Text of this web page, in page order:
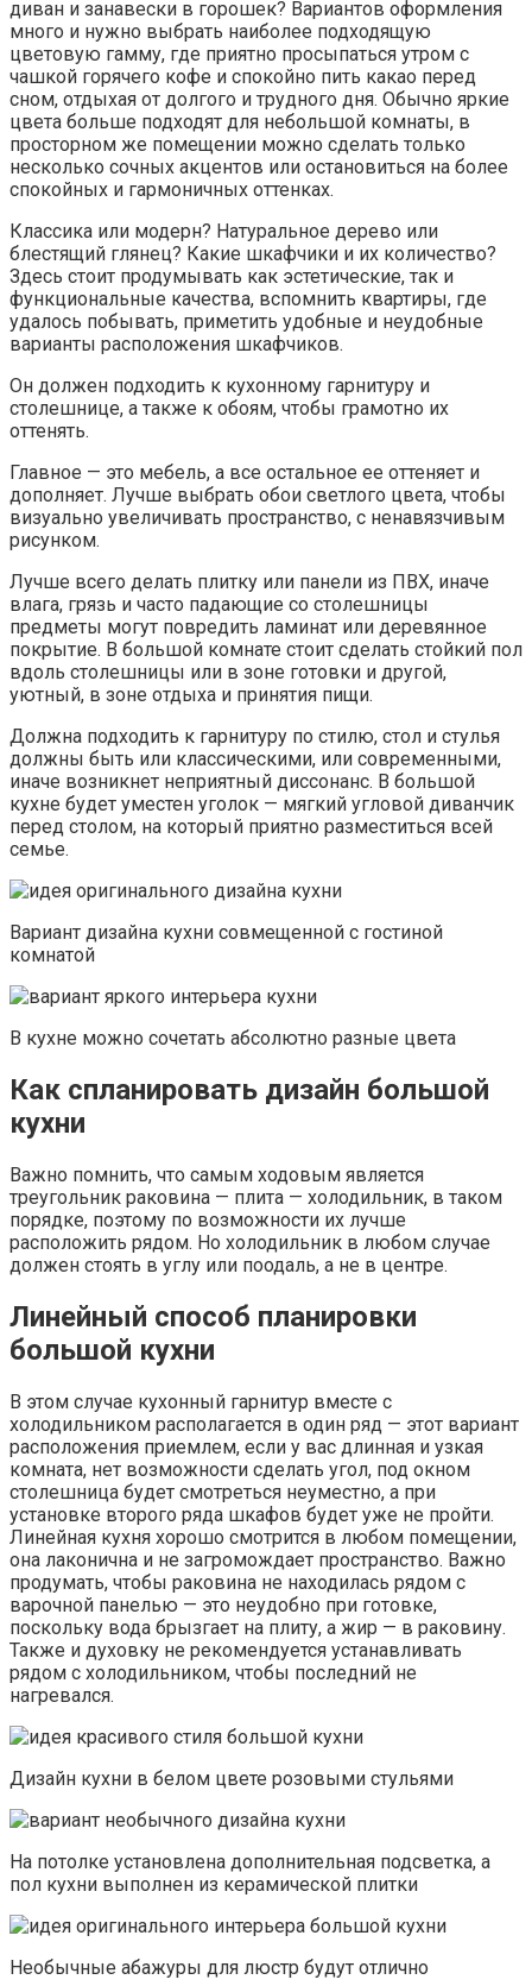
диван и занавески в горошек? Вариантов оформления
много и нужно выбрать наиболее подходящую
цветовую гамму, где приятно просыпаться утром с
чашкой горячего кофе и спокойно пить какао перед
сном, отдыхая от долгого и трудного дня. Обычно яркие
цвета больше подходят для небольшой комнаты, в
просторном же помещении можно сделать только
несколько сочных акцентов или остановиться на более
спокойных и гармоничных оттенках.
Классика или модерн? Натуральное дерево или
блестящий глянец? Какие шкафчики и их количество?
Здесь стоит продумывать как эстетические, так и
функциональные качества, вспомнить квартиры, где
удалось побывать, приметить удобные и неудобные
варианты расположения шкафчиков.
Он должен подходить к кухонному гарнитуру и
столешнице, а также к обоям, чтобы грамотно их
оттенять.
Главное — это мебель, а все остальное ее оттеняет и
дополняет. Лучше выбрать обои светлого цвета, чтобы
визуально увеличивать пространство, с ненавязчивым
рисунком.
Лучше всего делать плитку или панели из ПВХ, иначе
влага, грязь и часто падающие со столешницы
предметы могут повредить ламинат или деревянное
покрытие. В большой комнате стоит сделать стойкий пол
вдоль столешницы или в зоне готовки и другой,
уютный, в зоне отдыха и принятия пищи.
Должна подходить к гарнитуру по стилю, стол и стулья
должны быть или классическими, или современными,
иначе возникнет неприятный диссонанс. В большой
кухне будет уместен уголок — мягкий угловой диванчик
перед столом, на который приятно разместиться всей
семье.
Вариант дизайна кухни совмещенной с гостиной
комнатой
В кухне можно сочетать абсолютно разные цвета
Как спланировать дизайн большой
кухни
Важно помнить, что самым ходовым является
треугольник раковина — плита — холодильник, в таком
порядке, поэтому по возможности их лучше
расположить рядом. Но холодильник в любом случае
должен стоять в углу или поодаль, а не в центре.
Линейный способ планировки
большой кухни
В этом случае кухонный гарнитур вместе с
холодильником располагается в один ряд — этот вариант
расположения приемлем, если у вас длинная и узкая
комната, нет возможности сделать угол, под окном
столешница будет смотреться неуместно, а при
установке второго ряда шкафов будет уже не пройти.
Линейная кухня хорошо смотрится в любом помещении,
она лаконична и не загромождает пространство. Важно
продумать, чтобы раковина не находилась рядом с
варочной панелью — это неудобно при готовке,
поскольку вода брызгает на плиту, а жир — в раковину.
Также и духовку не рекомендуется устанавливать
рядом с холодильником, чтобы последний не
нагревался.
Дизайн кухни в белом цвете розовыми стульями
На потолке установлена дополнительная подсветка, а
пол кухни выполнен из керамической плитки
Необычные абажуры для люстр будут отлично